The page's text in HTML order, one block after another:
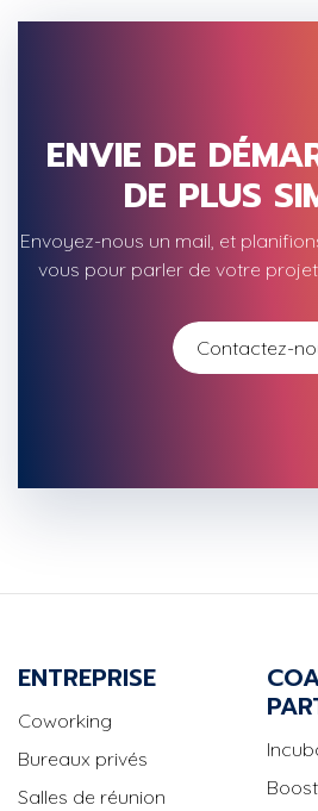
ENVIE DE
DE PLUS
Envoyez-nous un mail, et
vous pour parler de votre
Contactez-
ENTREPRISE
Coworking
Bureaux privés
Salles de réunion